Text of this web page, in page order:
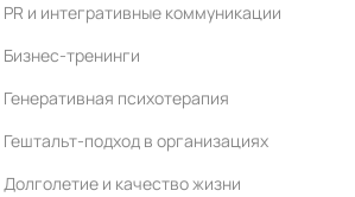
PR и интегративные коммуникации
Бизнес-тренинги
Генеративная психотерапия
Гештальт-подход в организациях
Долголетие и качество жизни